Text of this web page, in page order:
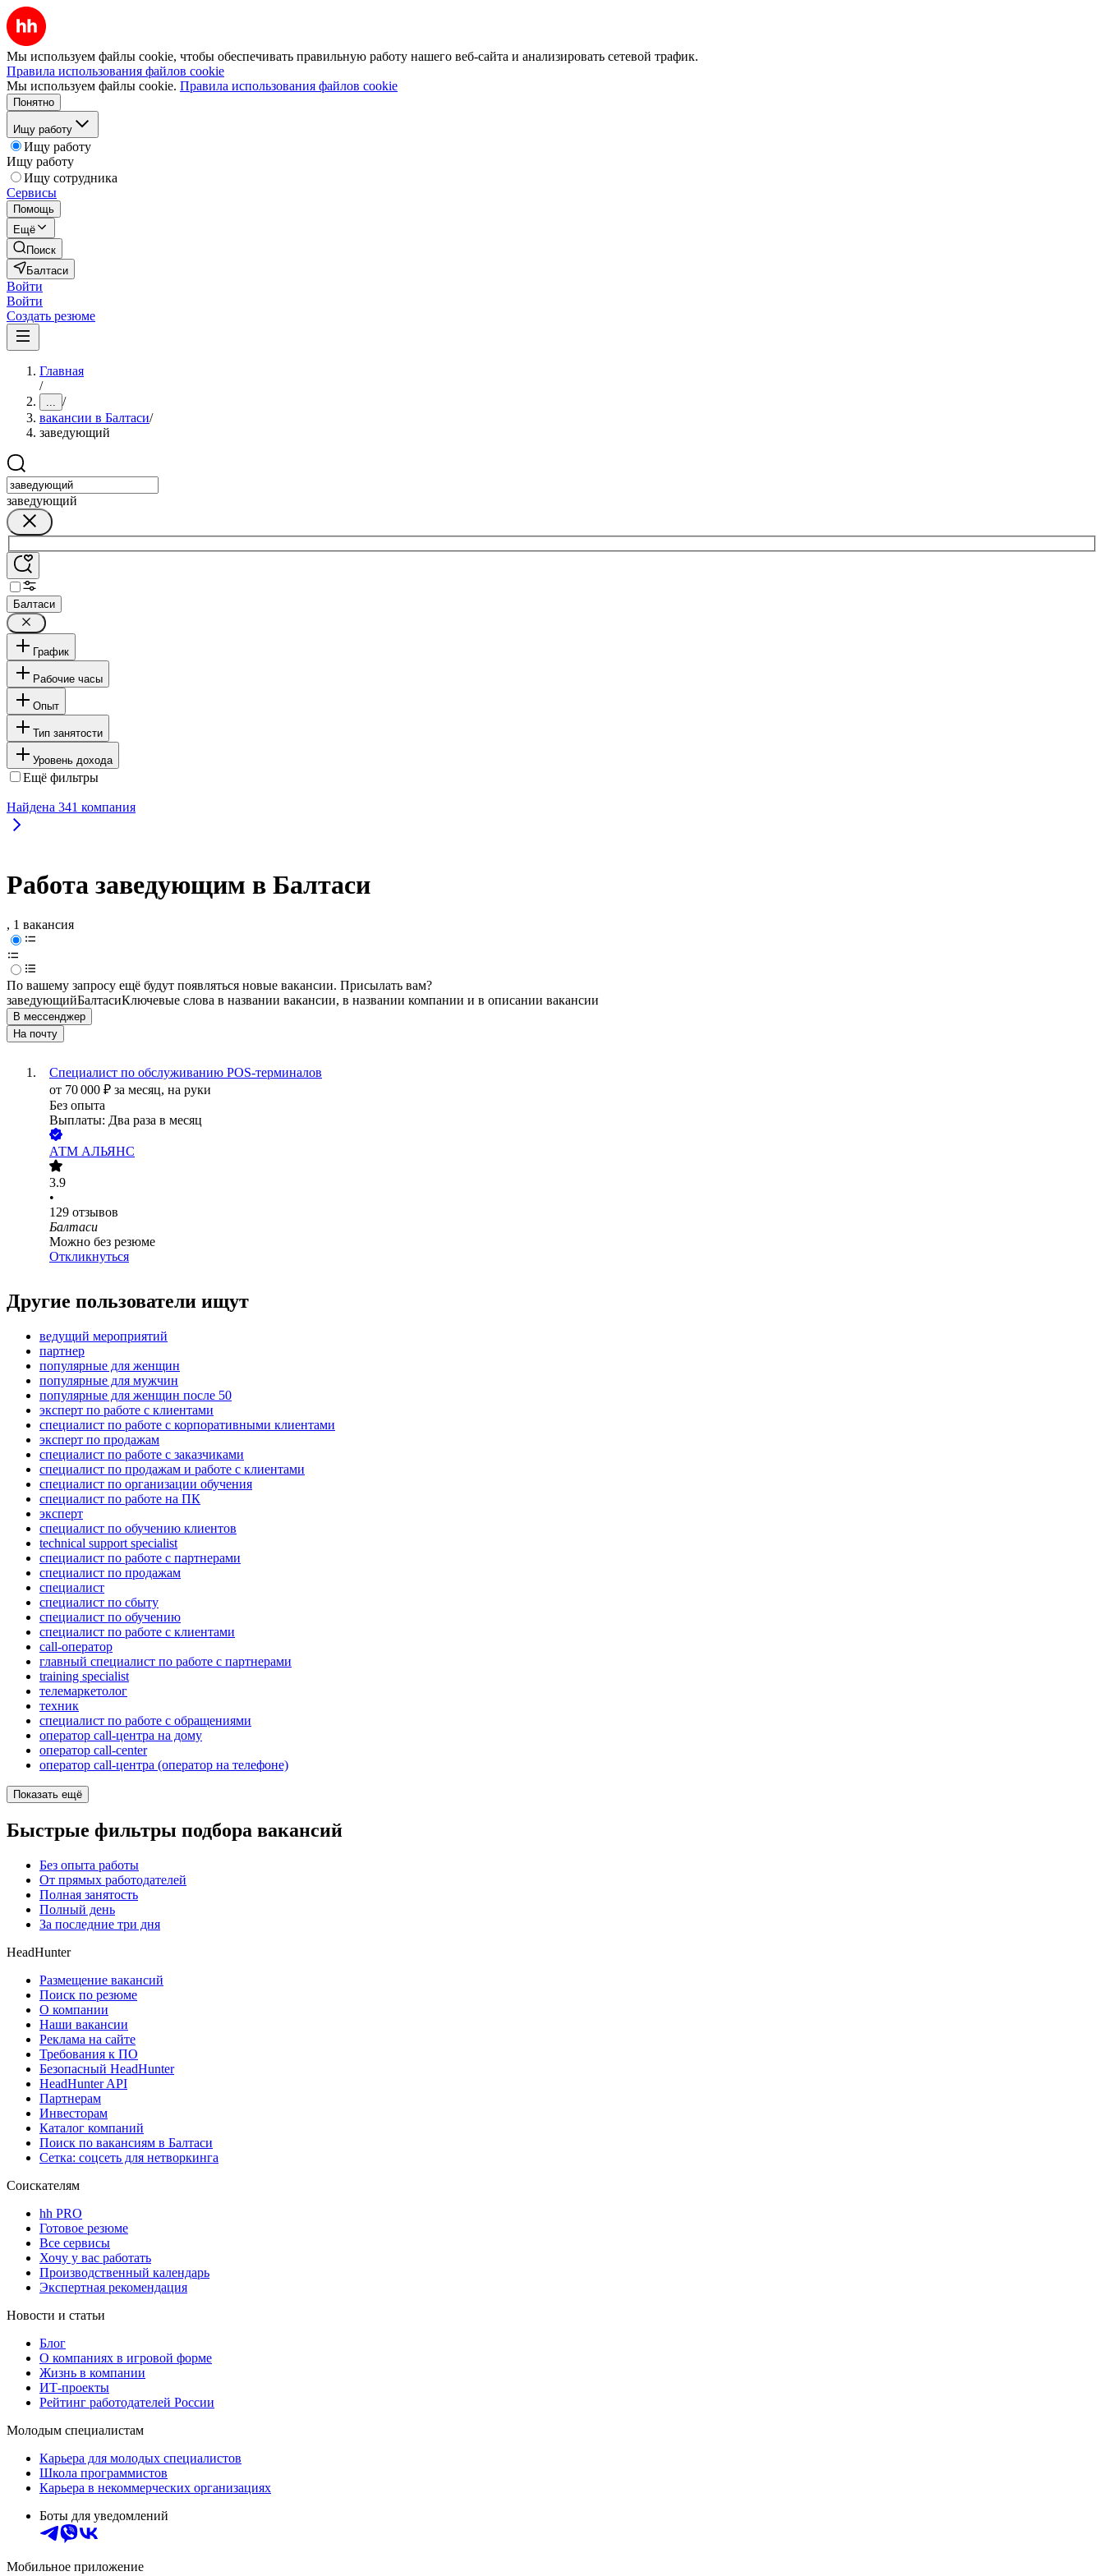
Мы используем файлы cookie, чтобы обеспечивать правильную работу нашего веб-сайта и анализировать сетевой трафик.
Правила использования файлов cookie
Мы используем файлы cookie. Правила использования файлов cookie
Понятно
Ищу работу
Ищу работу
Ищу работу
Ищу сотрудника
Сервисы
Помощь
Ещё
Поиск
Балтаси
Войти
Войти
Создать резюме
Главная
/
... /
вакансии в Балтаси/
заведующий
заведующий
Балтаси
График
Рабочие часы
Опыт
Тип занятости
Уровень дохода
Ещё фильтры
Найдена 341 компания
Работа заведующим в Балтаси
, 1 вакансия
По вашему запросу ещё будут появляться новые вакансии. Присылать вам?
заведующийБалтасиКлючевые слова в названии вакансии, в названии компании и в описании вакансии
В мессенджер
На почту
Специалист по обслуживанию POS-терминалов
от 70 000 ₽ за месяц, на руки
Без опыта
Выплаты: Два раза в месяц
АТМ АЛЬЯНС
3.9
•
129 отзывов
Балтаси
Можно без резюме
Откликнуться
Другие пользователи ищут
ведущий мероприятий
партнер
популярные для женщин
популярные для мужчин
популярные для женщин после 50
эксперт по работе с клиентами
специалист по работе с корпоративными клиентами
эксперт по продажам
специалист по работе с заказчиками
специалист по продажам и работе с клиентами
специалист по организации обучения
специалист по работе на ПК
эксперт
специалист по обучению клиентов
technical support specialist
специалист по работе с партнерами
специалист по продажам
специалист
специалист по сбыту
специалист по обучению
специалист по работе с клиентами
call-оператор
главный специалист по работе с партнерами
training specialist
телемаркетолог
техник
специалист по работе с обращениями
оператор call-центра на дому
оператор call-center
оператор call-центра (оператор на телефоне)
Показать ещё
Быстрые фильтры подбора вакансий
Без опыта работы
От прямых работодателей
Полная занятость
Полный день
За последние три дня
HeadHunter
Размещение вакансий
Поиск по резюме
О компании
Наши вакансии
Реклама на сайте
Требования к ПО
Безопасный HeadHunter
HeadHunter API
Партнерам
Инвесторам
Каталог компаний
Поиск по вакансиям в Балтаси
Сетка: соцсеть для нетворкинга
Соискателям
hh PRO
Готовое резюме
Все сервисы
Хочу у вас работать
Производственный календарь
Экспертная рекомендация
Новости и статьи
Блог
О компаниях в игровой форме
Жизнь в компании
ИТ-проекты
Рейтинг работодателей России
Молодым специалистам
Карьера для молодых специалистов
Школа программистов
Карьера в некоммерческих организациях
Боты для уведомлений
Мобильное приложение